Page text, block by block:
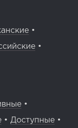
•
•
•
• Доступные •